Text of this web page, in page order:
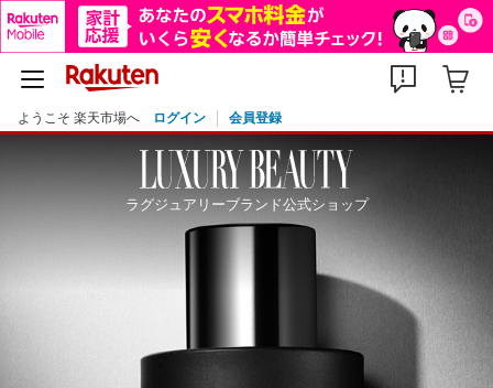
ようこそ 楽天市場へ ログイン 会員登録
ラグジュアリーブランド公式ショップ